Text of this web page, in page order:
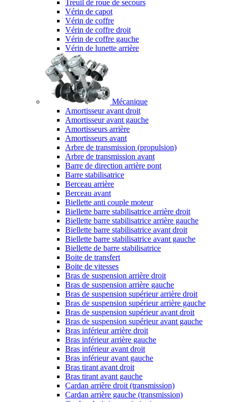
Treuil de roue de secours
Vérin de capot
Vérin de coffre
Vérin de coffre droit
Vérin de coffre gauche
Vérin de lunette arrière
Mécanique
Amortisseur avant droit
Amortisseur avant gauche
Amortisseurs arrière
Amortisseurs avant
Arbre de transmission (propulsion)
Arbre de transmission avant
Barre de direction arrière pont
Barre stabilisatrice
Berceau arrière
Berceau avant
Biellette anti couple moteur
Biellette barre stabilisatrice arrière droit
Biellette barre stabilisatrice arrière gauche
Biellette barre stabilisatrice avant droit
Biellette barre stabilisatrice avant gauche
Biellette de barre stabilisatrice
Boite de transfert
Boite de vitesses
Bras de suspension arrière droit
Bras de suspension arrière gauche
Bras de suspension supérieur arrière droit
Bras de suspension supérieur arrière gauche
Bras de suspension supérieur avant droit
Bras de suspension supérieur avant gauche
Bras inférieur arrière droit
Bras inférieur arrière gauche
Bras inférieur avant droit
Bras inférieur avant gauche
Bras tirant avant droit
Bras tirant avant gauche
Cardan arrière droit (transmission)
Cardan arrière gauche (transmission)